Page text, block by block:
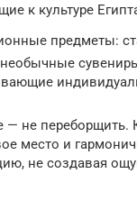
к культуре
предметы:
— не
место и
не создавая